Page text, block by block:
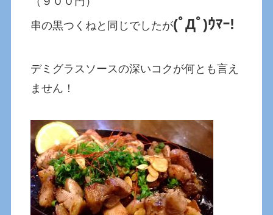
串の黒つくねと同じでしたが(ﾟДﾟ)ｳﾏｰ!
デミグラスソースの深いコクが何とも言え
ません！